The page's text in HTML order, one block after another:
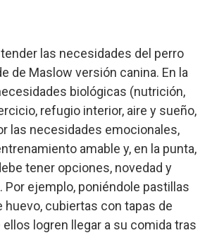
las necesidades del perro
de Maslow versión canina. En la
biológicas (nutrición,
refugio interior, aire y sueño,
las necesidades emocionales,
amable y, en la punta,
tener opciones, novedad y
Por ejemplo, poniéndole pastillas
huevo, cubiertas con tapas de
ellos logren llegar a su comida tras